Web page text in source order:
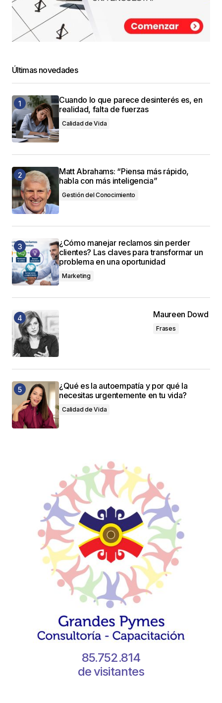
Últimas novedades
Cuando lo que parece desinterés es, en
realidad, falta de fuerzas
Calidad de Vida
Matt Abrahams: “Piensa más rápido,
habla con más inteligencia”
Gestión del Conocimiento
¿Cómo manejar reclamos sin perder
clientes? Las claves para transformar un
problema en una oportunidad
Marketing
Maureen Dowd
Frases
¿Qué es la autoempatía y por qué la
necesitas urgentemente en tu vida?
Calidad de Vida
85.752.814
de visitantes